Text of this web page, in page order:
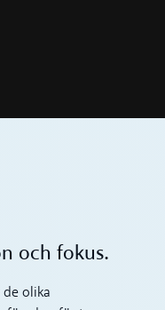
och fokus.
olika